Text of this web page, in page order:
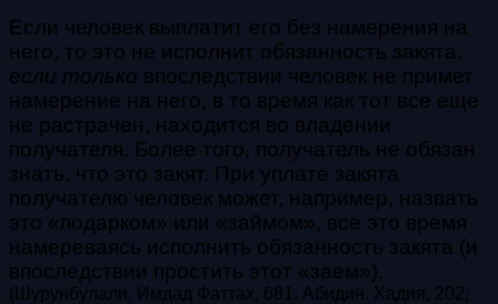
Если человек выплатит его без намерения на
него, то это не исполнит обязанность закята,
если только впоследствии человек не примет
намерение на него, в то время как тот все еще
не растрачен, находится во владении
получателя. Более того, получатель не обязан
знать, что это закят. При уплате закята
получателю человек может, например, назвать
это «подарком» или «займом», все это время
намереваясь исполнить обязанность закята (и
впоследствии простить этот «заем»).
( Шурунбулали. Имдад Фаттах, 681; Абидин. Хадия, 202;